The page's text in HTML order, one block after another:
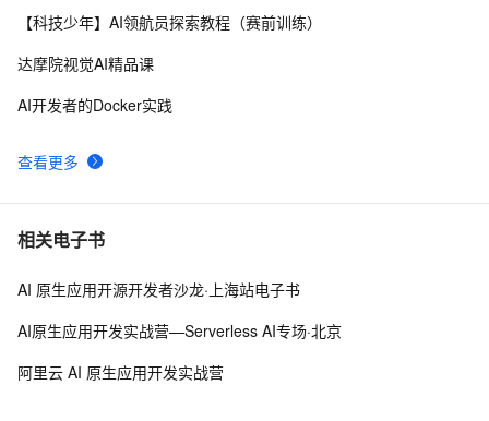
10【学习记录】《DeepLearning.ai》第十课：卷积神经网
查看更多
【科技少年】AI领航员探索教程（赛前训练）
达摩院视觉AI精品课
AI开发者的Docker实践
相关电子书
AI 原生应用开源开发者沙龙·上海站电子书
AI原生应用开发实战营—Serverless AI专场·北京
阿里云 AI 原生应用开发实战营